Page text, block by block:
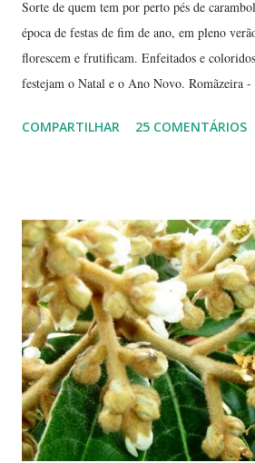
Sorte de quem tem por perto pés de
época de festas de fim de ano, em pleno
florescem e frutificam. Enfeitados e
festejam o Natal e o Ano Novo. Romãzeira -
por tons mesclados de rosa, amarelo e
jóias preciosas, estão presentes na ceia de
remetem a alegres brincadeiras - por muitos
guardados em carteiras, deixados sob os
dizem, é um sinal de boa sorte para o ano
Quer um Natal bem brasileiro? Use a
COMPARTILHAR 25 COMENTÁRIOS